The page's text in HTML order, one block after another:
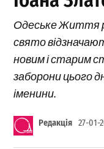
Одеське Життя
свято
новим і старим
заборони цього
іменини.
Редакція 27-01-